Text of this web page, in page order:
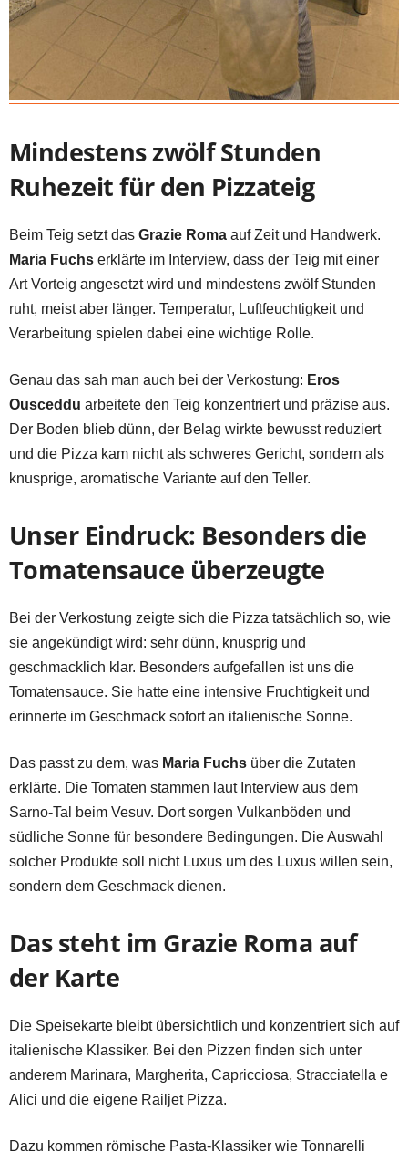
Mindestens zwölf Stunden
Ruhezeit für den Pizzateig
Beim Teig setzt das Grazie Roma auf Zeit und Handwerk.
Maria Fuchs erklärte im Interview, dass der Teig mit einer
Art Vorteig angesetzt wird und mindestens zwölf Stunden
ruht, meist aber länger. Temperatur, Luftfeuchtigkeit und
Verarbeitung spielen dabei eine wichtige Rolle.
Genau das sah man auch bei der Verkostung: Eros
Ousceddu arbeitete den Teig konzentriert und präzise aus.
Der Boden blieb dünn, der Belag wirkte bewusst reduziert
und die Pizza kam nicht als schweres Gericht, sondern als
knusprige, aromatische Variante auf den Teller.
Unser Eindruck: Besonders die
Tomatensauce überzeugte
Bei der Verkostung zeigte sich die Pizza tatsächlich so, wie
sie angekündigt wird: sehr dünn, knusprig und
geschmacklich klar. Besonders aufgefallen ist uns die
Tomatensauce. Sie hatte eine intensive Fruchtigkeit und
erinnerte im Geschmack sofort an italienische Sonne.
Das passt zu dem, was Maria Fuchs über die Zutaten
erklärte. Die Tomaten stammen laut Interview aus dem
Sarno-Tal beim Vesuv. Dort sorgen Vulkanböden und
südliche Sonne für besondere Bedingungen. Die Auswahl
solcher Produkte soll nicht Luxus um des Luxus willen sein,
sondern dem Geschmack dienen.
Das steht im Grazie Roma auf
der Karte
Die Speisekarte bleibt übersichtlich und konzentriert sich auf
italienische Klassiker. Bei den Pizzen finden sich unter
anderem Marinara, Margherita, Capricciosa, Stracciatella e
Alici und die eigene Railjet Pizza.
Dazu kommen römische Pasta-Klassiker wie Tonnarelli